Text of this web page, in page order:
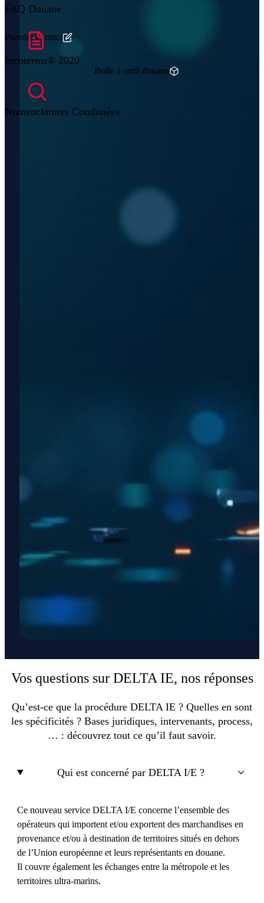
Prendre contact
Boîte à outil douane
Vos questions sur DELTA IE, nos réponses
Qu’est-ce que la procédure DELTA IE ? Quelles en sont
les spécificités ? Bases juridiques, intervenants, process,
… : découvrez tout ce qu’il faut savoir.
Qui est concerné par DELTA I/E ?
Ce nouveau service DELTA I/E concerne l’ensemble des
opérateurs qui importent et/ou exportent des marchandises en
provenance et/ou à destination de territoires situés en dehors
de l’Union européenne et leurs représentants en douane.
Il couvre également les échanges entre la métropole et les
territoires ultra-marins.
FAQ Douane
Incoterms® 2020
Nomenclatures Combinées